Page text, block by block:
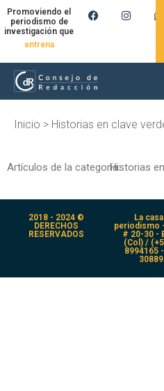
Promoviendo el
periodismo de
investigación que
entrena
Inicio > Historias en clave
Artículos de la categoría:Historias
2018 - 2024 ©
DERECHOS
RESERVADOS
La casa
periodismo
# 20-30 -
(Col) /
8994165